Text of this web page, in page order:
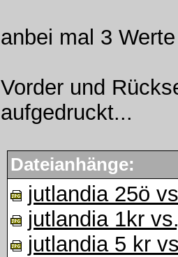
anbei mal 3
Vorder und
aufgedruckt...
Dateianhänge:
jutlandia 25ö
jutlandia 1kr
jutlandia 5 kr